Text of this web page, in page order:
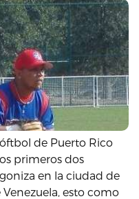
de Puerto Rico
primeros dos
en la ciudad de
esto como